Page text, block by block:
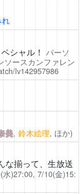
れ
シャル！
パーソ
ースカンファレン
lv142957986
美, 鈴木絵理, ほか)
な揃って、生放送
)27:00, 7/10(金)15: